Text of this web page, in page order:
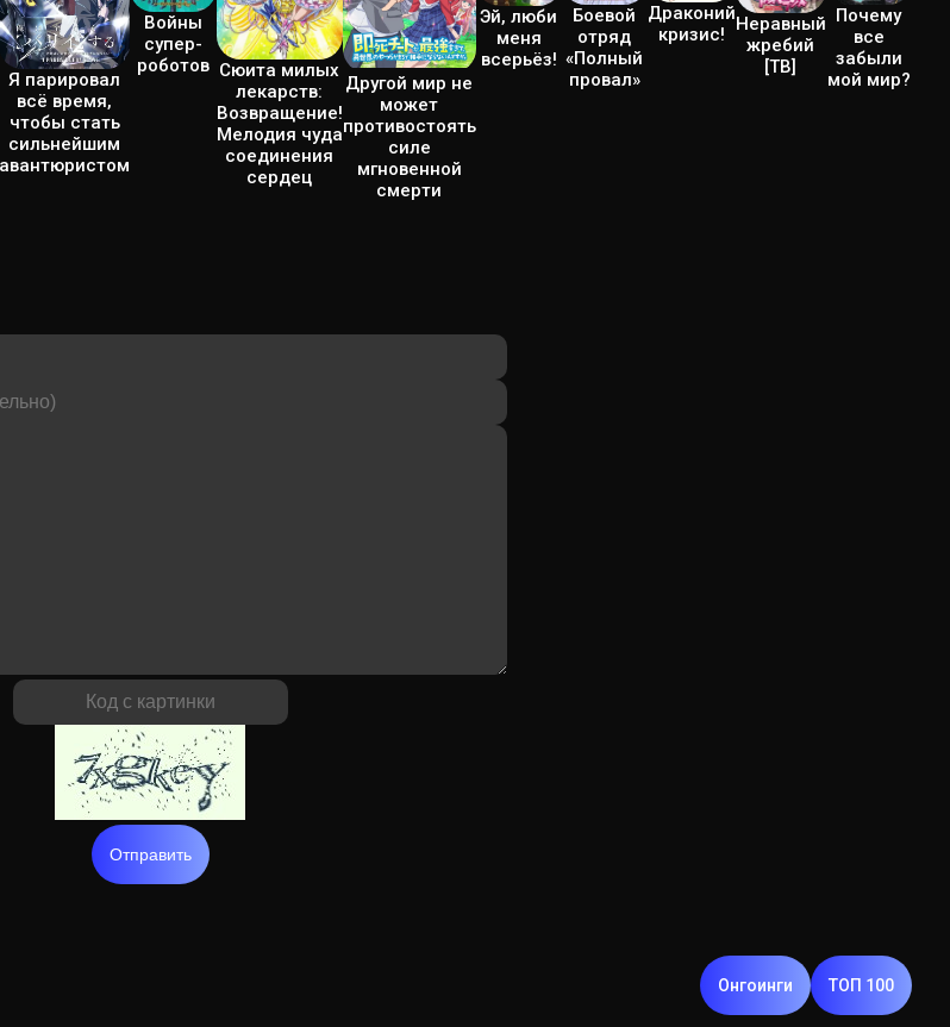
Я парировал
всё время,
чтобы стать
сильнейшим
авантюристом
Войны
супер-
роботов Сюита милых
лекарств:
Возвращение!
Мелодия чуда
соединения
сердец
Другой мир не
может
противостоять
силе
мгновенной
смерти
Эй, люби
меня
всерьёз!
Боевой
отряд
«Полный
провал»
Драконий
кризис!
Неравный
жребий
[ТВ]
Почему
все
забыли
мой мир?
Отправить
Онгоинги ТОП 100